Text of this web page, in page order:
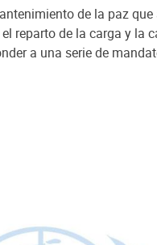
de la paz
reparto de la carga y
a una serie de